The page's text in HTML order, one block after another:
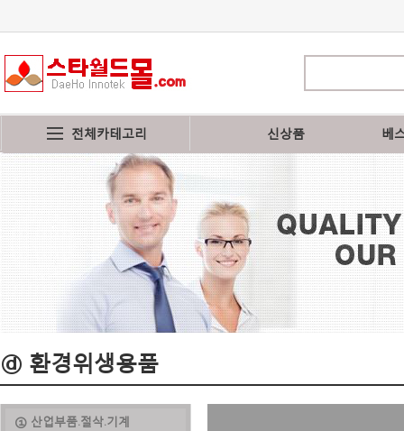
전체카테고리 신상품 베
ⓓ 환경위생용품
① 산업부품.절삭.기계